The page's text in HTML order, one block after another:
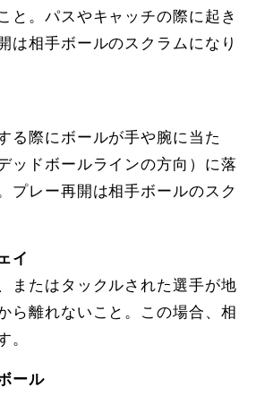
と。パスやキャッチの際に起き
は相手ボールのスクラムになり
る際にボールが手や腕に当た
ッドボールラインの方向）に落
プレー再開は相手ボールのスク
イ
またはタックルされた選手が地
ら離れないこと。この場合、相
。
ール